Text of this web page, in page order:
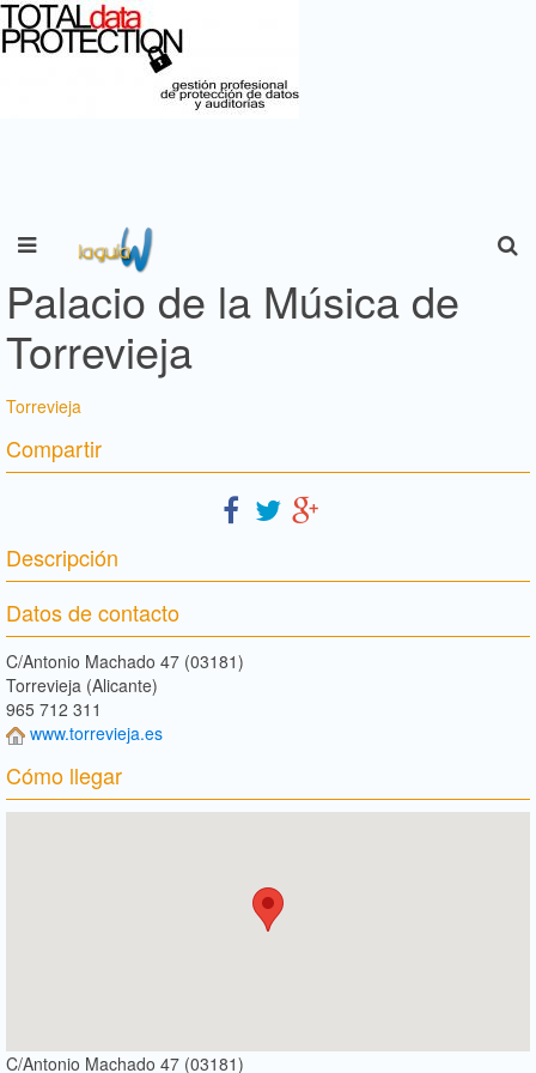
Palacio de la Música de
Torrevieja
Torrevieja
Compartir
Descripción
Datos de contacto
C/Antonio Machado 47 (03181)
Torrevieja (Alicante)
965 712 311
www.torrevieja.es
Cómo llegar
C/Antonio Machado 47 (03181)